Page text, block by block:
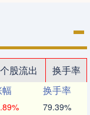
个股流出
换手率
换手率
79.39%